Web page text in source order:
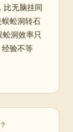
比无脑挂同
蚣洞转石
洞效率只
验不等